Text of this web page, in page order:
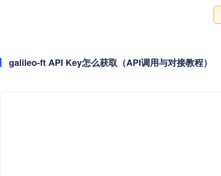
galileo-ft API Key怎么获取（API调用与对接教程）